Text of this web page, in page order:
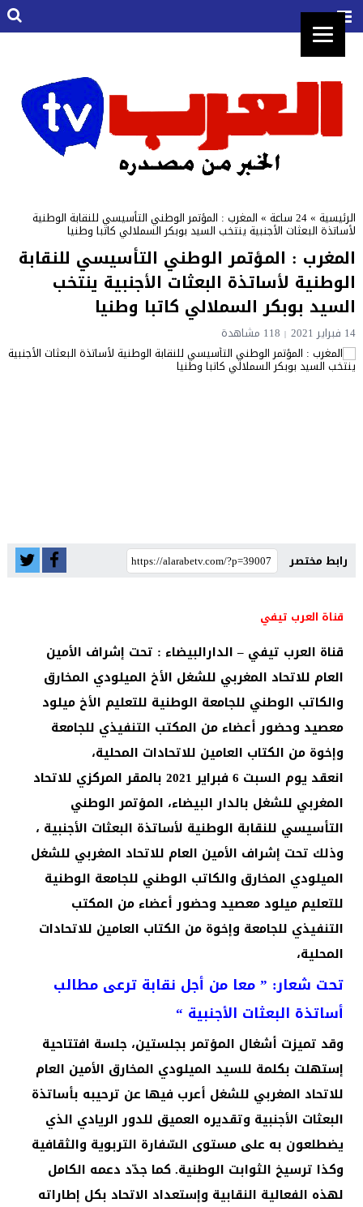
الرئيسية »24 ساعة »المغرب : المؤتمر الوطني التأسيسي للنقابة الوطنية
لأساتذة البعثات الأجنبية ينتخب السيد بوبكر السملالي كاتبا وطنيا
المغرب : المؤتمر الوطني التأسيسي للنقابة
الوطنية لأساتذة البعثات الأجنبية ينتخب
السيد بوبكر السملالي كاتبا وطنيا
14 فبراير 2021 118 مشاهدة
رابط مختصر
قناة العرب تيفي
قناة العرب تيفي – الدارالبيضاء : تحت إشراف الأمين
العام للاتحاد المغربي للشغل الأخ الميلودي المخارق
والكاتب الوطني للجامعة الوطنية للتعليم الأخ ميلود
معصيد وحضور أعضاء من المكتب التنفيذي للجامعة
وإخوة من الكتاب العامين للاتحادات المحلية،
انعقد يوم السبت 6 فبراير 2021 بالمقر المركزي للاتحاد
المغربي للشغل بالدار البيضاء، المؤتمر الوطني
التأسيسي للنقابة الوطنية لأساتذة البعثات الأجنبية ،
وذلك تحت إشراف الأمين العام للاتحاد المغربي للشغل
الميلودي المخارق والكاتب الوطني للجامعة الوطنية
للتعليم ميلود معصيد وحضور أعضاء من المكتب
التنفيذي للجامعة وإخوة من الكتاب العامين للاتحادات
المحلية،
تحت شعار: ” معا من أجل نقابة ترعى مطالب
أساتذة البعثات الأجنبية “
وقد تميزت أشغال المؤتمر بجلستين، جلسة افتتاحية
إستهلت بكلمة للسيد الميلودي المخارق الأمين العام
للاتحاد المغربي للشغل أعرب فيها عن ترحيبه بأساتذة
البعثات الأجنبية وتقديره العميق للدور الريادي الذي
يضطلعون به على مستوى السّفارة التربوية والثقافية
وكذا ترسيخ الثوابت الوطنية. كما جدّد دعمه الكامل
لهذه الفعالية النقابية وإستعداد الاتحاد بكل إطاراته